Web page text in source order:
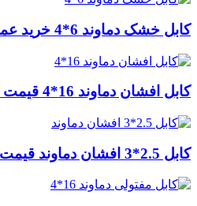
کابل خشک دماوند 6*4 خرید عمده
کابل افشان دماوند 16*4 قیمت کارخانه
کابل 2.5*3 افشان دماوند قیمت فروش